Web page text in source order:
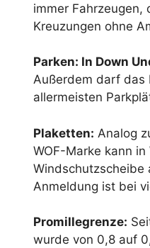
immer
Kreuzungen ohne
Parken: In Down
Außerdem darf das
allermeisten
Plaketten: Analog
WOF-Marke kann
Windschutzscheibe
Anmeldung ist bei
Promillegrenze:
wurde von 0,8 auf